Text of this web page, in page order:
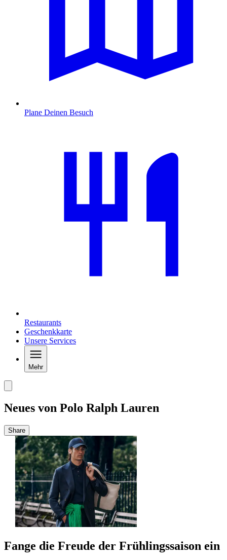
Plane Deinen Besuch
Restaurants
Geschenkkarte
Unsere Services
Mehr
Neues von Polo Ralph Lauren
Share
Fange die Freude der Frühlingssaison ein